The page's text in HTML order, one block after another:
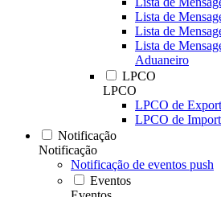
Lista de
Lista de
Lista de
Aduaneiro
LPCO
LPCO
LPCO de
LPCO de
Notificação
Notificação
Notificação de eventos push
Eventos